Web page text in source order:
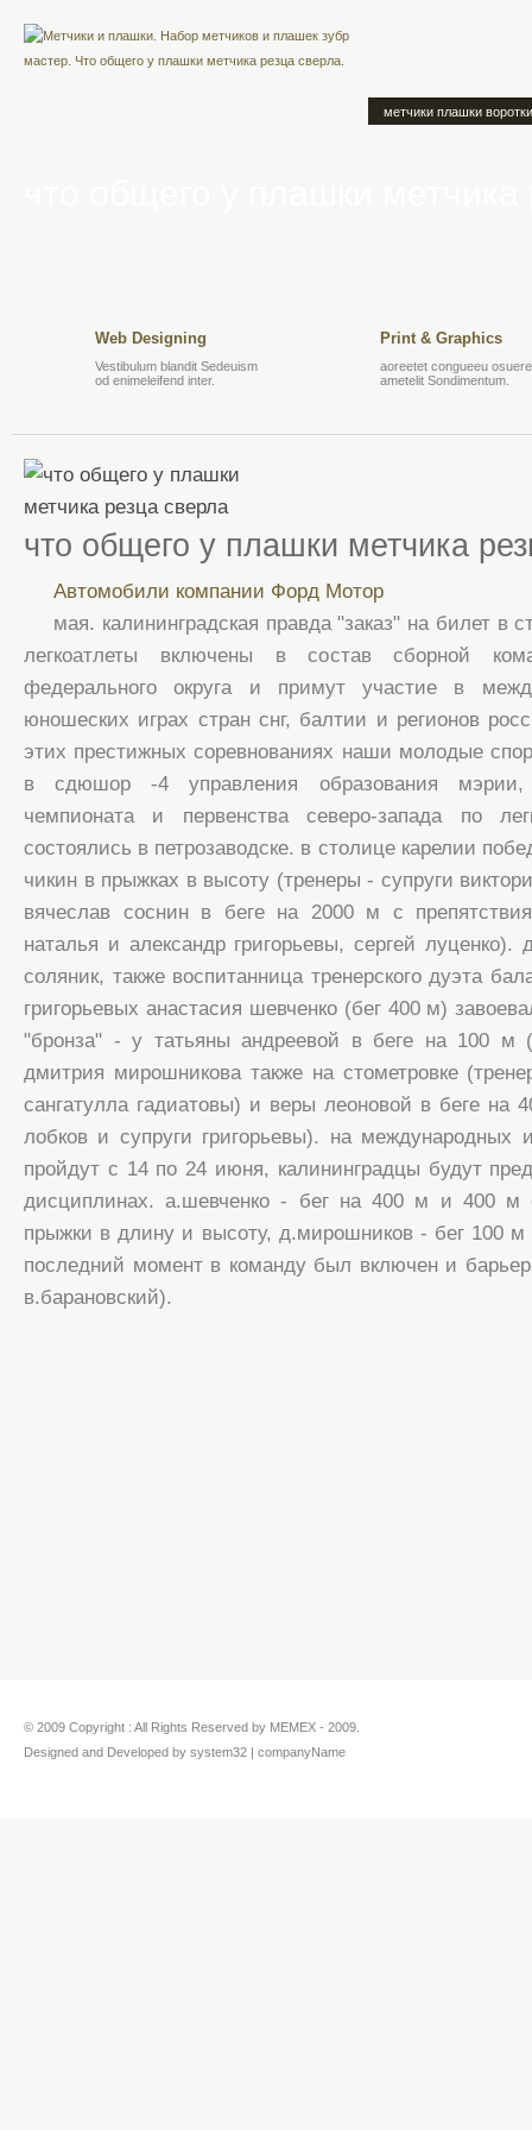
метчики плашки воротки
Web Designing
Vestibulum blandit Sedeuism
od enimeleifend inter.
Print & Graphics
aoreetet congueeu
ametelit Sondimentum.
что общего у плашки метчика
Автомобили компании Форд Мотор
мая. калининградская правда "заказ" на билет в
легкоатлеты включены в состав сборной
федерального округа и примут участие в
юношеских играх стран снг, балтии и регионов
этих престижных соревнованиях наши молодые
в сдюшор -4 управления образования
чемпионата и первенства северо-запада по
состоялись в петрозаводске. в столице карелии
чикин в прыжках в высоту (тренеры - супруги
вячеслав соснин в беге на 2000 м с
наталья и александр григорьевы, сергей луценко).
соляник, также воспитанница тренерского дуэта
григорьевых анастасия шевченко (бег 400 м)
"бронза" - у татьяны андреевой в беге на 100 м
дмитрия мирошникова также на стометровке
сангатулла гадиатовы) и веры леоновой в беге на
лобков и супруги григорьевы). на международных
пройдут с 14 по 24 июня, калининградцы будут
дисциплинах. а.шевченко - бег на 400 м и 400 м
прыжки в длину и высоту, д.мирошников - бег 100
последний момент в команду был включен и
в.барановский).
© 2009 Copyright : All Rights Reserved by MEMEX - 2009.
Designed and Developed by system32 | companyName